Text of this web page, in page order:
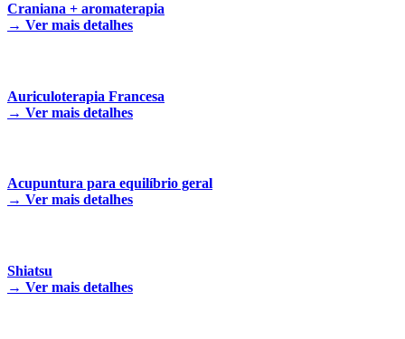
Craniana + aromaterapia
→ Ver mais detalhes
Auriculoterapia Francesa
→ Ver mais detalhes
Acupuntura para equilíbrio geral
→ Ver mais detalhes
Shiatsu
→ Ver mais detalhes